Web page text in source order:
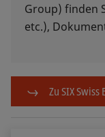
Group) finden
etc.),
Zu SIX Swiss